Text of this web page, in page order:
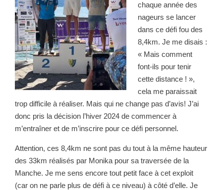
chaque année des
nageurs se lancer
dans ce défi fou des
8,4km. Je me disais :
« Mais comment
font-ils pour tenir
cette distance ! »,
cela me paraissait
trop difficile à réaliser. Mais qui ne change pas d’avis! J’ai
donc pris la décision l’hiver 2024 de commencer à
m’entraîner et de m’inscrire pour ce défi personnel.
Attention, ces 8,4km ne sont pas du tout à la même hauteur
des 33km réalisés par Monika pour sa traversée de la
Manche. Je me sens encore tout petit face à cet exploit
(car on ne parle plus de défi à ce niveau) à côté d’elle. Je